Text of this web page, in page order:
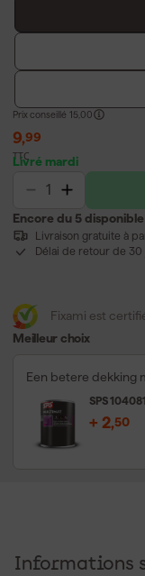
Prix conseillé 15,00
9,99
TTC
Livré mardi
Encore du 5 disponible
Livraison gratuite à
Délai de retour de 30
Fixami est
Meilleur choix
Een betere dekking
SPS
+ 2,50
Informations